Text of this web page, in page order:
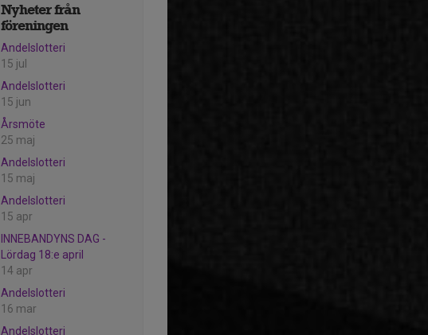
Nyheter från
föreningen
Andelslotteri
15 jul
Andelslotteri
15 jun
Årsmöte
25 maj
Andelslotteri
15 maj
Andelslotteri
15 apr
INNEBANDYNS DAG -
Lördag 18:e april
14 apr
Andelslotteri
16 mar
Andelslotteri